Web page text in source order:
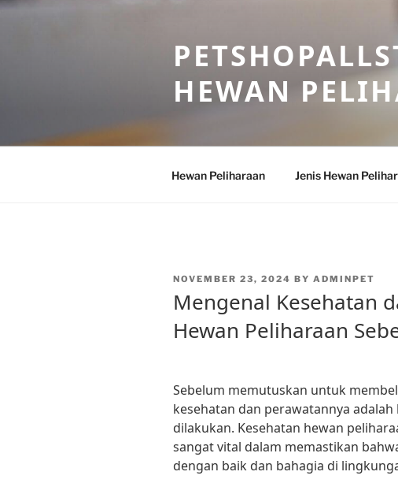
Skip
HEWAN
Hewan Peliharaan Jenis Hewan
POSTED
NOVEMBER 23, 2024 BY ADMINPET
Mengenal Kesehatan
Hewan Peliharaan
Sebelum memutuskan untuk
kesehatan dan perawatannya
dilakukan. Kesehatan hewan
sangat vital dalam memastikan
dengan baik dan bahagia di